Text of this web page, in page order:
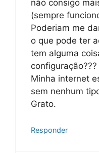
não consigo
(sempre
Poderiam me
o que pode ter
tem alguma
configuração???
Minha internet
sem nenhum
Grato.
Responder